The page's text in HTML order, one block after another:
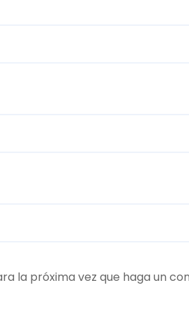
la próxima vez que haga un